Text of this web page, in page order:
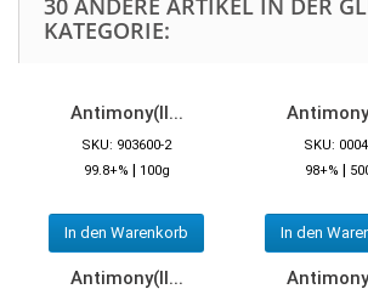
KATEGORIE:
Antimony(II...
SKU: 903600-2
99.8+% | 100g
In den Warenkorb
SKU:
98+% |
In den
Antimony(II...